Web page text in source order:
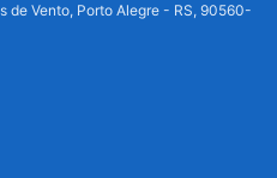
de Vento, Porto Alegre - RS, 90560-